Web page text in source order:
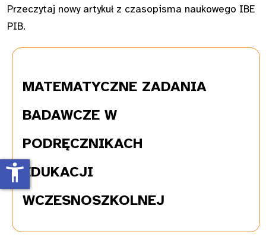
Przeczytaj nowy artykuł z czasopisma naukowego IBE
PIB.
MATEMATYCZNEZADANIA
BADAWCZE W
PODRĘCZNIKACH
EDUKACJI
WCZESNOSZKOLNEJ
accessibility_new